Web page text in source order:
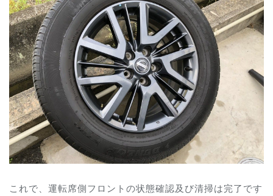
これで、運転席側フロントの状態確認及び清掃は完了です